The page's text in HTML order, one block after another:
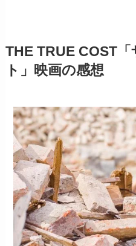
THE TRUE COST「
ト」 映画の感想